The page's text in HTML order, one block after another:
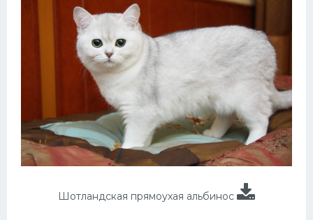
Шотландская прямоухая альбинос